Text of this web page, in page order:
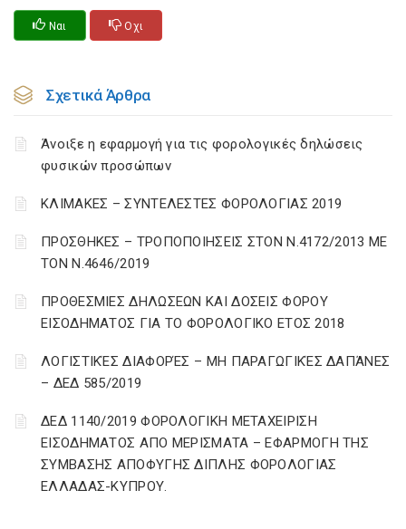
Ναι Οχι
Σχετικά Άρθρα
Άνοιξε η εφαρμογή για τις φορολογικές δηλώσεις
φυσικών προσώπων
ΚΛΙΜΑΚΕΣ – ΣΥΝΤΕΛΕΣΤΕΣ ΦΟΡΟΛΟΓΙΑΣ 2019
ΠΡΟΣΘΗΚΕΣ – ΤΡΟΠΟΠΟΙΗΣΕΙΣ ΣΤΟΝ Ν.4172/2013 ΜΕ
ΤΟΝ Ν.4646/2019
ΠΡΟΘΕΣΜΙΕΣ ΔΗΛΩΣΕΩΝ ΚΑΙ ΔΟΣΕΙΣ ΦΟΡΟΥ
ΕΙΣΟΔΗΜΑΤΟΣ ΓΙΑ ΤΟ ΦΟΡΟΛΟΓΙΚΟ ΕΤΟΣ 2018
ΛΟΓΙΣΤΙΚΈΣ ΔΙΑΦΟΡΈΣ – ΜΗ ΠΑΡΑΓΩΓΙΚΈΣ ΔΑΠΆΝΕΣ
– ΔΕΔ 585/2019
ΔΕΔ 1140/2019 ΦΟΡΟΛΟΓΙΚΗ ΜΕΤΑΧΕΙΡΙΣΗ
ΕΙΣΟΔΗΜΑΤΟΣ ΑΠΟ ΜΕΡΙΣΜΑΤΑ – ΕΦΑΡΜΟΓΗ ΤΗΣ
ΣΥΜΒΑΣΗΣ ΑΠΟΦΥΓΗΣ ΔΙΠΛΗΣ ΦΟΡΟΛΟΓΙΑΣ
ΕΛΛΑΔΑΣ-ΚΥΠΡΟΥ.